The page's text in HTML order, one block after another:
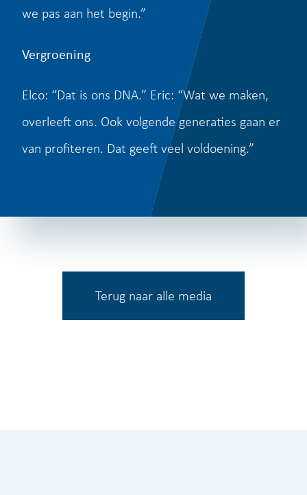
we pas aan het begin.”
Vergroening
Elco: “Dat is ons DNA.” Eric: “Wat we maken,
overleeft ons. Ook volgende generaties gaan er
van profiteren. Dat geeft veel voldoening.”
Terug naar alle media